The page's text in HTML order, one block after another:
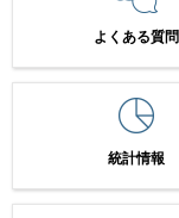
よくある質問
統計情報